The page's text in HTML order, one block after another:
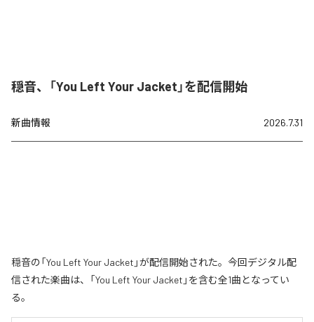
穏音、「You Left Your Jacket」を配信開始
新曲情報 2026.7.31
穏音の「You Left Your Jacket」が配信開始された。今回デジタル配
信された楽曲は、「You Left Your Jacket」を含む全1曲となってい
る。